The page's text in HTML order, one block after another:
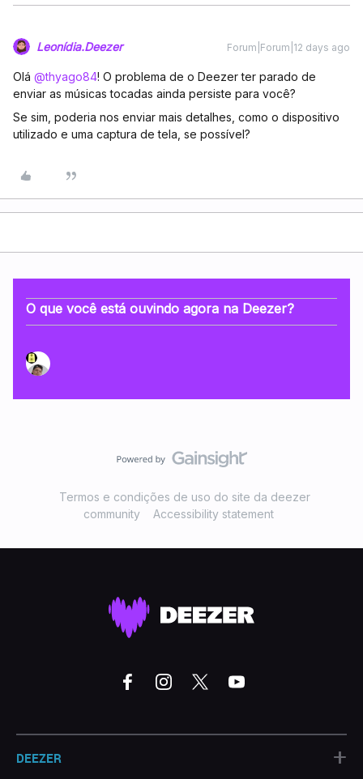
Leonídia.Deezer Forum|Forum|12 days ago
Olá ​ @thyago84! O problema de o Deezer ter parado de
enviar as músicas tocadas ainda persiste para você?
Se sim, poderia nos enviar mais detalhes, como o dispositivo
utilizado e uma captura de tela, se possível?
O que você está ouvindo agora na Deezer?
Termos e condições de uso do site da deezer
community
Accessibility statement
DEEZER +